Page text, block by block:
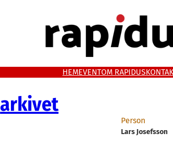
HEMEVENTOM RAPIDUS
arkivet
Person
Lars Josefsson